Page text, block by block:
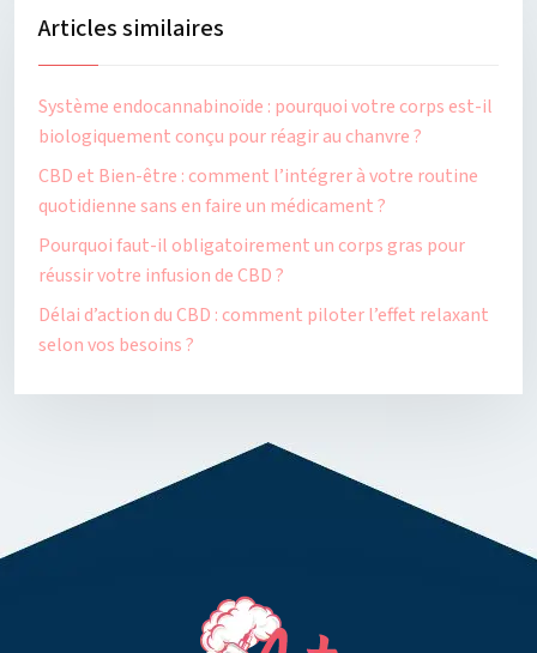
Articles similaires
Système endocannabinoïde : pourquoi votre corps est-il
biologiquement conçu pour réagir au chanvre ?
CBD et Bien-être : comment l’intégrer à votre routine
quotidienne sans en faire un médicament ?
Pourquoi faut-il obligatoirement un corps gras pour
réussir votre infusion de CBD ?
Délai d’action du CBD : comment piloter l’effet relaxant
selon vos besoins ?